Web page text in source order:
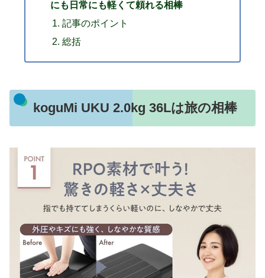
にも日常にも軽くて頼れる相棒
記事のポイント
総括
koguMi UKU 2.0kg 36Lは旅の相棒